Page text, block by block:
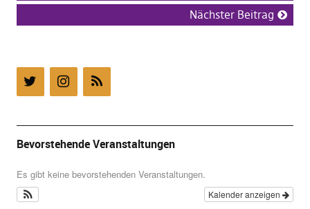
Nächster Beitrag
Bevorstehende Veranstaltungen
Es gibt keine bevorstehenden Veranstaltungen.
Kalender anzeigen